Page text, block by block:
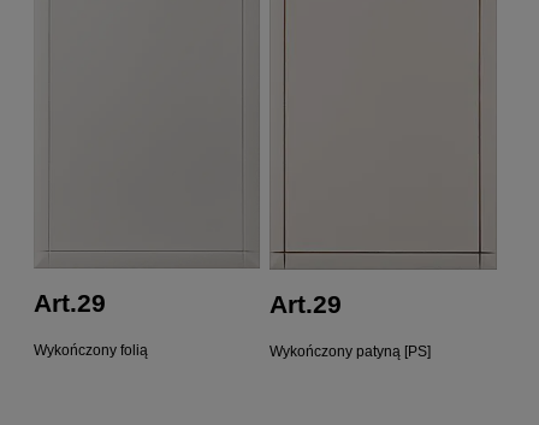
Art.29
Wykończony folią
Art.29
Wykończony patyną [PS]